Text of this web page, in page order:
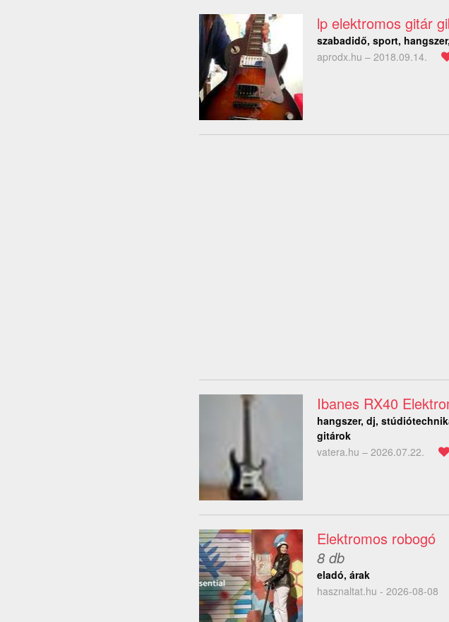
lp elektromos gitár
szabadidő, sport,
aprodx.hu – 2018.09.14.
Ibanes RX40
hangszer, dj,
gitárok
vatera.hu – 2026.07.22.
Elektromos robogó
8 db
eladó, árak
hasznaltat.hu - 2026-08-08